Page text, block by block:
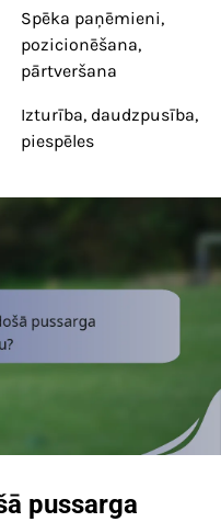
Spēka paņēmieni,
pozicionēšana,
pārtveršana
Izturība, daudzpusība,
piespēles
pussarga